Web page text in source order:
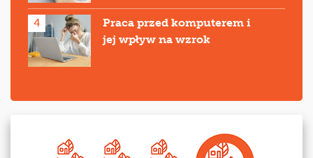
4
Praca przed komputerem i
jej wpływ na wzrok